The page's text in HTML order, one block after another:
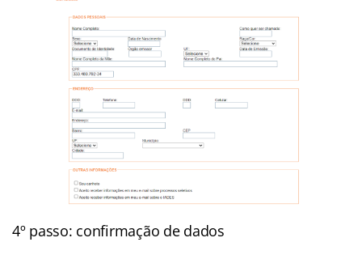
4º passo: confirmação de dados